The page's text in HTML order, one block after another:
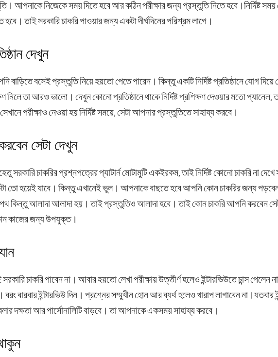
আপনাকে নিজেকে সময় দিতে হবে আর কঠিন পরীক্ষার জন্য প্রস্তুতি নিতে হবে।নির্দিষ্ট
তাই সরকারি চাকরি পাওয়ার জন্য একটা দীর্ঘদিনের পরিশ্রম লাগে।
দেখুন
বাড়িতে বসেই প্রস্তুতি নিয়ে হয়তো পেতে পারেন। কিন্তু একটি নির্দিষ্ট প্রতিষ্ঠানে যোগ দিয়ে
নিলে তা আরও ভালো। দেখুন কোনো প্রতিষ্ঠানে থাকে নির্দিষ্ট প্রশিক্ষণ দেওয়ার মতো প্যানেল,
পরীক্ষাও নেওয়া হয় নির্দিষ্ট সময়ে, সেটা আপনার প্রস্তুতিতে সাহায্য করবে।
সেটা দেখুন
সরকারি চাকরির প্রশ্নপত্রের প্যাটার্ন মোটামুটি একইরকম, তাই নির্দিষ্ট কোনো চাকরি না
তো হয়েই যাবে। কিন্তু এখানেই ভুল। আপনাকে বাছতে হবে আপনি কোন চাকরির জন্য
কিন্তু আলাদা আলাদা হয়। তাই প্রস্তুতিও আলাদা হবে। তাই কোন চাকরি আপনি করবেন
কাজের জন্য উপযুক্ত।
চাকরি পাবেন না। আবার হয়তো লেখা পরীক্ষায় উত্তীর্ণ হলেও ইন্টারভিউতে চান্স পেলেন
বারবার ইন্টারভিউ দিন। প্রশ্নের সম্মুখীন হোন আর ব্যর্থ হলেও খারাপ লাগাবেন না।যতবার
দক্ষতা আর পার্সোনালিটি বাড়বে। তা আপনাকে একসময় সাহায্য করবে।